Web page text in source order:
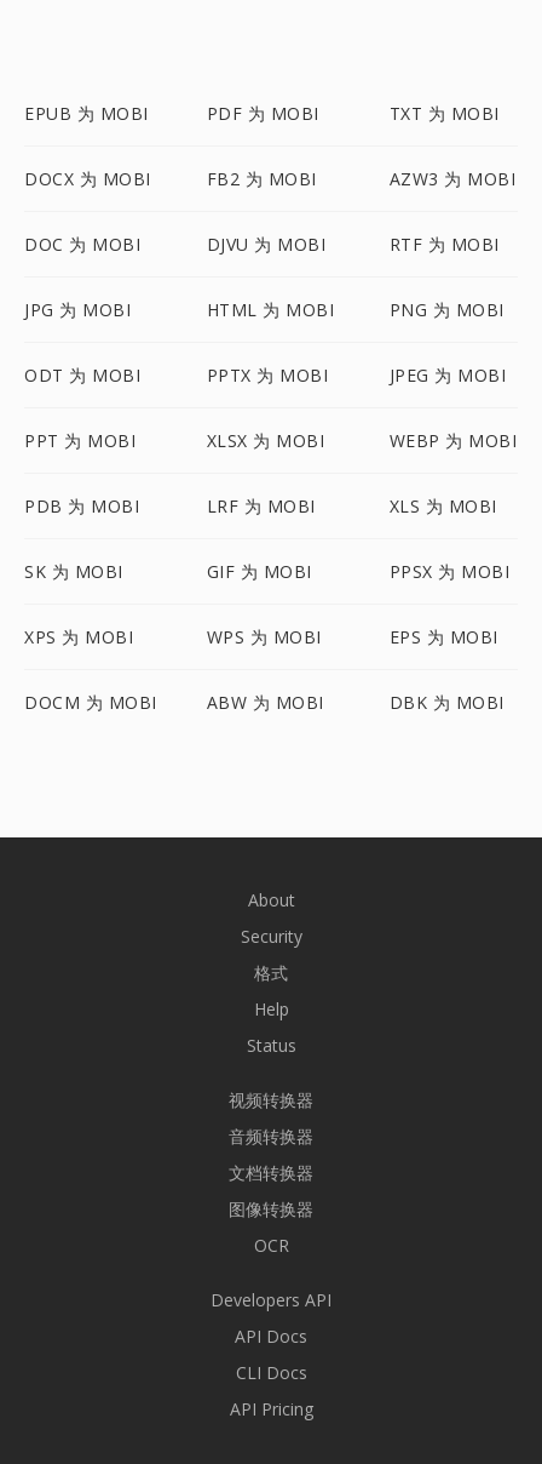
EPUB 为 MOBI PDF 为 MOBI TXT 为 MOBI
DOCX 为 MOBI FB2 为 MOBI AZW3 为 MOBI
DOC 为 MOBI DJVU 为 MOBI RTF 为 MOBI
JPG 为 MOBI HTML 为 MOBI PNG 为 MOBI
ODT 为 MOBI PPTX 为 MOBI JPEG 为 MOBI
PPT 为 MOBI XLSX 为 MOBI WEBP 为 MOBI
PDB 为 MOBI LRF 为 MOBI XLS 为 MOBI
SK 为 MOBI GIF 为 MOBI PPSX 为 MOBI
XPS 为 MOBI WPS 为 MOBI EPS 为 MOBI
DOCM 为 MOBI ABW 为 MOBI DBK 为 MOBI
About
Security
格式
Help
Status
视频转换器
音频转换器
文档转换器
图像转换器
OCR
Developers API
API Docs
CLI Docs
API Pricing